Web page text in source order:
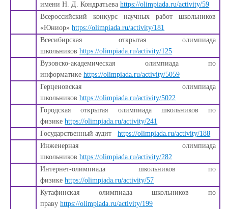
имени Н. Д. Кондратьеваhttps://olimpiada.ru/activity/59
Всероссийский конкурс научных работ школьников
«Юниор»https://olimpiada.ru/activity/181
Всесибирская открытая олимпиада
школьниковhttps://olimpiada.ru/activity/125
Вузовско-академическая олимпиада по
информатикеhttps://olimpiada.ru/activity/5059
Герценовская олимпиада
школьниковhttps://olimpiada.ru/activity/5022
Городская открытая олимпиада школьников по
физикеhttps://olimpiada.ru/activity/241
Государственный аудитhttps://olimpiada.ru/activity/188
Инженерная олимпиада
школьниковhttps://olimpiada.ru/activity/282
Интернет-олимпиада школьников по
физикеhttps://olimpiada.ru/activity/57
Кутафинская олимпиада школьников по
правуhttps://olimpiada.ru/activity/199